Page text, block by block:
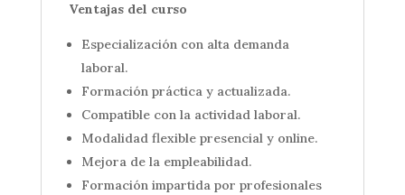
Ventajas del curso
Especialización con alta demanda
laboral.
Formación práctica y actualizada.
Compatible con la actividad laboral.
Modalidad flexible presencial y online.
Mejora de la empleabilidad.
Formación impartida por profesionales